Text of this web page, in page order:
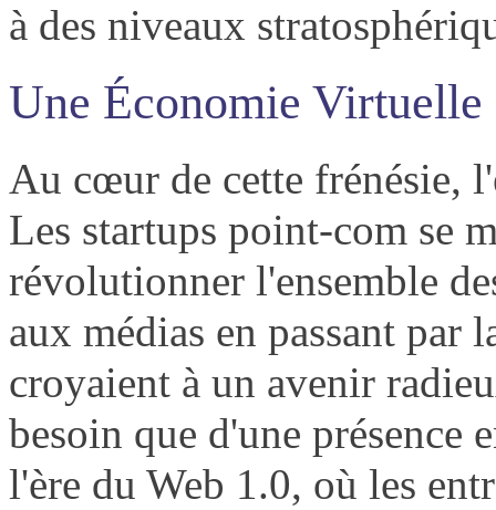
à des niveaux
Une Économie Virtuelle
Au cœur de cette frénésie,
Les startups point-com se
révolutionner l'ensemble
aux médias en passant par
croyaient à un avenir
besoin que d'une présence
l'ère du Web 1.0, où les